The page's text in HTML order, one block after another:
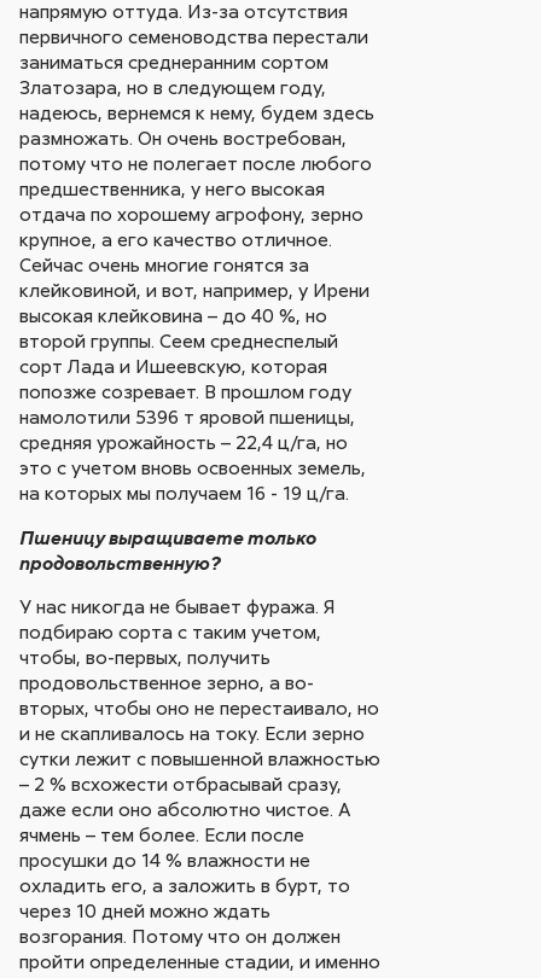
напрямую оттуда. Из-за отсутствия
первичного семеноводства перестали
заниматься среднеранним сортом
Златозара, но в следующем году,
надеюсь, вернемся к нему, будем здесь
размножать. Он очень востребован,
потому что не полегает после любого
предшественника, у него высокая
отдача по хорошему агрофону, зерно
крупное, а его качество отличное.
Сейчас очень многие гонятся за
клейковиной, и вот, например, у Ирени
высокая клейковина – до 40 %, но
второй группы. Сеем среднеспелый
сорт Лада и Ишеевскую, которая
попозже созревает. В прошлом году
намолотили 5396 т яровой пшеницы,
средняя урожайность – 22,4 ц/га, но
это с учетом вновь освоенных земель,
на которых мы получаем 16 - 19 ц/га.
Пшеницу выращиваете только
продовольственную?
У нас никогда не бывает фуража. Я
подбираю сорта с таким учетом,
чтобы, во-первых, получить
продовольственное зерно, а во-
вторых, чтобы оно не перестаивало, но
и не скапливалось на току. Если зерно
сутки лежит с повышенной влажностью
– 2 % всхожести отбрасывай сразу,
даже если оно абсолютно чистое. А
ячмень – тем более. Если после
просушки до 14 % влажности не
охладить его, а заложить в бурт, то
через 10 дней можно ждать
возгорания. Потому что он должен
пройти определенные стадии, и именно